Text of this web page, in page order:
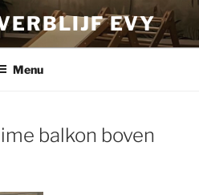
EVY
Menu
balkon boven